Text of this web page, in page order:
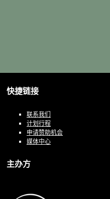
快捷链接
联系我们
计划行程
申请赞助机会
媒体中心
主办方